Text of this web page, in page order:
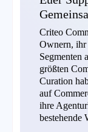
Criteo
Ownern, ihr
Segmenten
größten
Curation
auf
ihre
bestehende